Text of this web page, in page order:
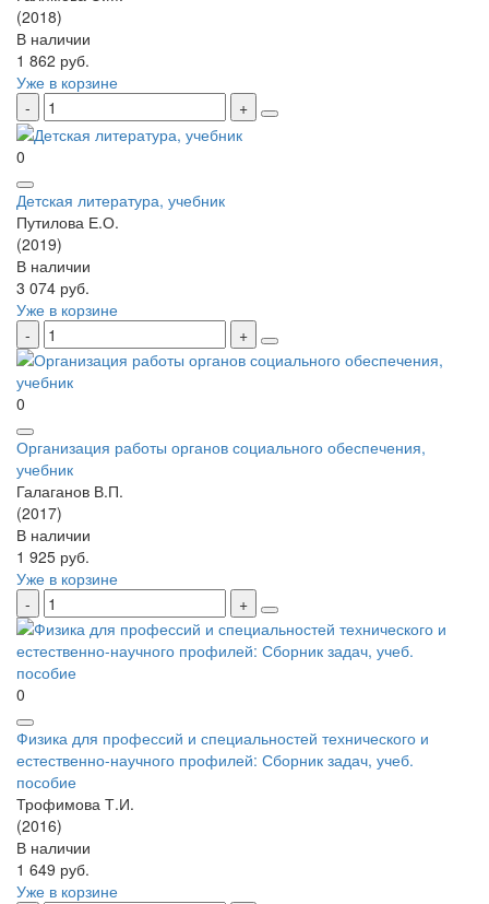
(2018)
В наличии
1 862 руб.
Уже в корзине
0
Детская литература, учебник
Путилова Е.О.
(2019)
В наличии
3 074 руб.
Уже в корзине
0
Организация работы органов социального обеспечения,
учебник
Галаганов В.П.
(2017)
В наличии
1 925 руб.
Уже в корзине
0
Физика для профессий и специальностей технического и
естественно-научного профилей: Сборник задач, учеб.
пособие
Трофимова Т.И.
(2016)
В наличии
1 649 руб.
Уже в корзине